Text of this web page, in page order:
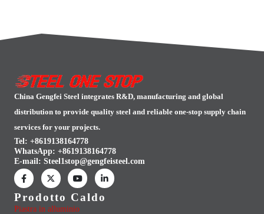
China Gengfei Steel integrates R&D, manufacturing and global
distribution to provide quality steel and reliable one-stop supply chain
services for your projects.
Tel: +8619138164778
WhatsApp: +8619138164778
E-mail: Steel1stop@gengfeisteel.com
Prodotto Caldo
Piastra in alluminio